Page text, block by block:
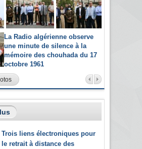
La Radio algérienne observe
une minute de silence à la
mémoire des chouhada du 17
octobre 1961
Trois liens électroniques pour
le retrait à distance des